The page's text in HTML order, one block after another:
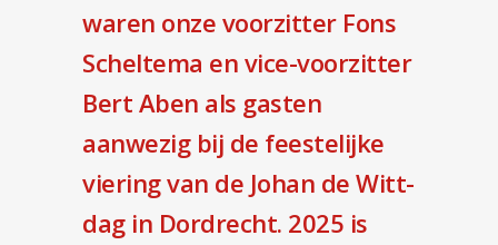
waren onze voorzitter Fons
Scheltema en vice-voorzitter
Bert Aben als gasten
aanwezig bij de feestelijke
viering van de Johan de Witt-
dag in Dordrecht. 2025 is